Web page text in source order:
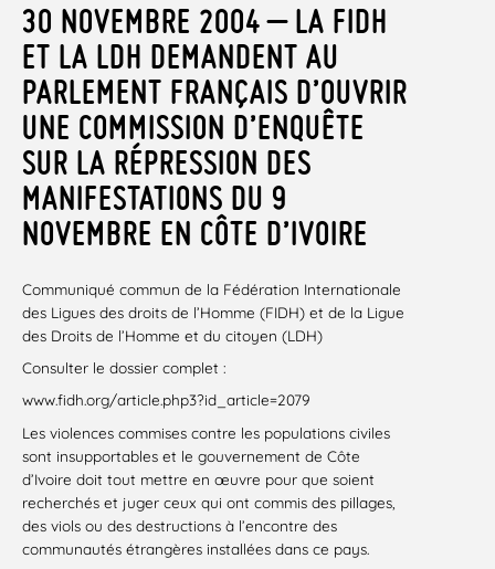
30 NOVEMBRE 2004 – LA FIDH
ET LA LDH DEMANDENT AU
PARLEMENT FRANÇAIS D’OUVRIR
UNE COMMISSION D’ENQUÊTE
SUR LA RÉPRESSION DES
MANIFESTATIONS DU 9
NOVEMBRE EN CÔTE D’IVOIRE
Communiqué commun de la Fédération Internationale
des Ligues des droits de l’Homme (FIDH) et de la Ligue
des Droits de l’Homme et du citoyen (LDH)
Consulter le dossier complet :
www.fidh.org/article.php3?id_article=2079
Les violences commises contre les populations civiles
sont insupportables et le gouvernement de Côte
d’Ivoire doit tout mettre en œuvre pour que soient
recherchés et juger ceux qui ont commis des pillages,
des viols ou des destructions à l’encontre des
communautés étrangères installées dans ce pays.